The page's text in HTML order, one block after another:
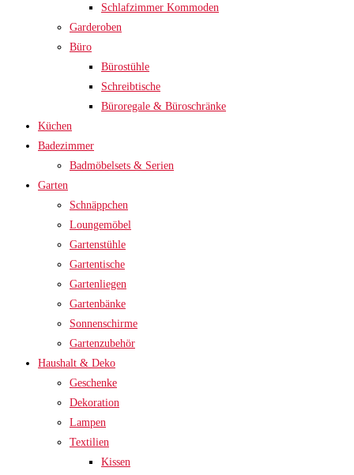
Schlafzimmer Kommoden
Garderoben
Büro
Bürostühle
Schreibtische
Büroregale & Büroschränke
Küchen
Badezimmer
Badmöbelsets & Serien
Garten
Schnäppchen
Loungemöbel
Gartenstühle
Gartentische
Gartenliegen
Gartenbänke
Sonnenschirme
Gartenzubehör
Haushalt & Deko
Geschenke
Dekoration
Lampen
Textilien
Kissen